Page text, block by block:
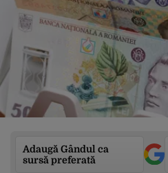
Adaugă Gândul ca
sursă preferată